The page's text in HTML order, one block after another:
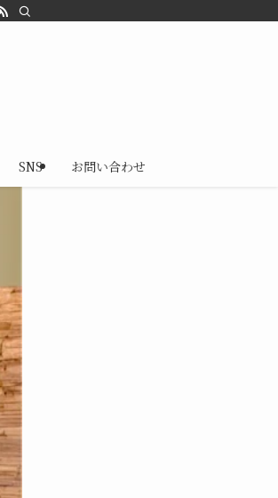
SNS お問い合わせ